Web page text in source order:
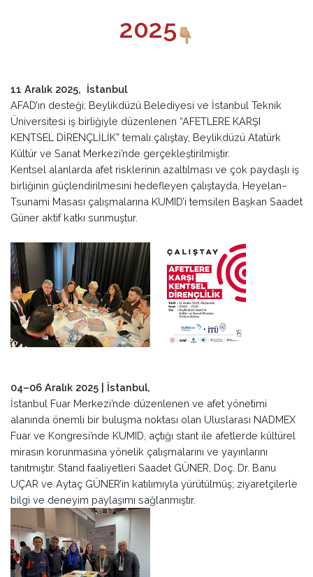
2025
11 Aralık 2025, İstanbul
AFAD’ın desteği; Beylikdüzü Belediyesi ve İstanbul Teknik
Üniversitesi iş birliğiyle düzenlenen “AFETLERE KARŞI
KENTSEL DİRENÇLİLİK” temalı çalıştay, Beylikdüzü Atatürk
Kültür ve Sanat Merkezi’nde gerçekleştirilmiştir.
Kentsel alanlarda afet risklerinin azaltılması ve çok paydaşlı iş
birliğinin güçlendirilmesini hedefleyen çalıştayda, Heyelan–
Tsunami Masası çalışmalarına KUMID’i temsilen Başkan Saadet
Güner aktif katkı sunmuştur.
04–06 Aralık 2025 | İstanbul,
İstanbul Fuar Merkezi’nde düzenlenen ve afet yönetimi
alanında önemli bir buluşma noktası olan Uluslarası NADMEX
Fuar ve Kongresi’nde KUMID, açtığı stant ile afetlerde kültürel
mirasın korunmasına yönelik çalışmalarını ve yayınlarını
tanıtmıştır. Stand faaliyetleri Saadet GÜNER, Doç. Dr. Banu
UÇAR ve Aytaç GÜNER’in katılımıyla yürütülmüş; ziyaretçilerle
bilgi ve deneyim paylaşımı sağlanmıştır.